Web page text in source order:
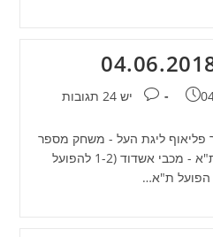
תגובות:
יש 24 תגובות
פליאוף ליגת העל - משחק מספר
4 (הטוב מ-5) 19:00: הפועל ת"א - מכבי אשדוד (1-2 להפועל